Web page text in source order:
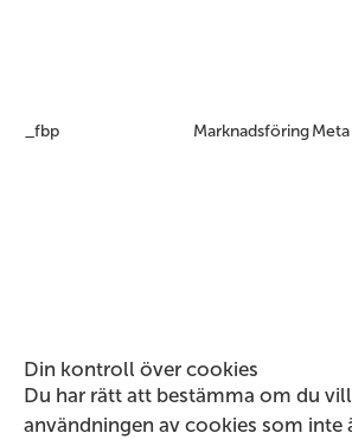
_fbp MarknadsföringMeta
Din kontroll över cookies
Du har rätt att bestämma om du
användningen av cookies som inte